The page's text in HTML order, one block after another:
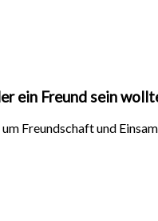
ein Freund sein
Freundschaft und